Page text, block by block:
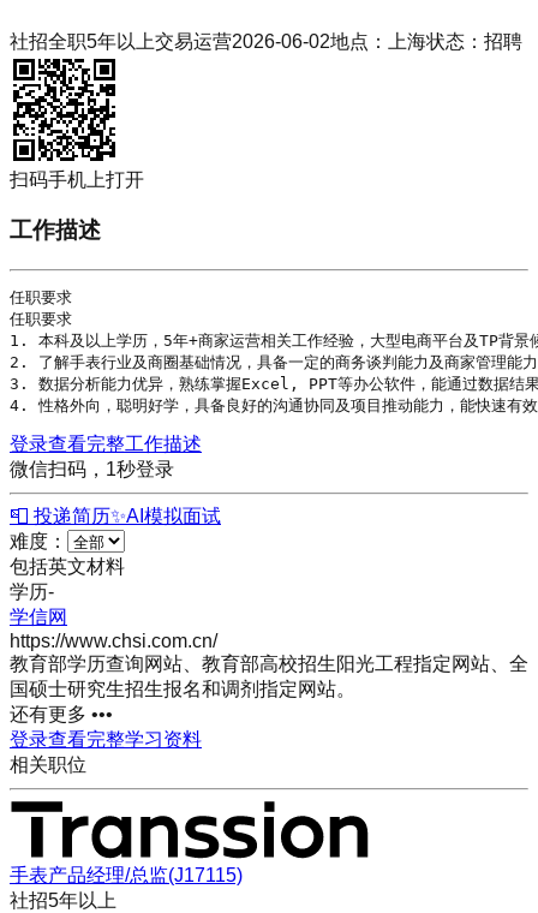
社招全职5年以上交易运营2026-06-02地点： 上海状态： 招聘
扫码手机上打开
工作描述
任职要求
任职要求
1. 本科及以上学历 ，5年+商家运营相关工作经验，大型电商平台及TP背景
2. 了解手表行业及商圈基础情况，具备一定的商务谈判能力及商家管理能
3. 数据分析能力优异，熟练掌握Excel, PPT等办公软件，能通过数据结
4. 性格外向，聪明好学，具备良好的沟通协同及项目推动能力，能快速有
登录查看完整工作描述
微信扫码，1秒登录
📮 投递简历✨AI模拟面试
难度：
包括英文材料
学历-
学信网
https://www.chsi.com.cn/
教育部学历查询网站、教育部高校招生阳光工程指定网站、全
国硕士研究生招生报名和调剂指定网站。
还有更多 •••
登录查看完整学习资料
相关职位
手表产品经理/总监(J17115)
社招5年以上